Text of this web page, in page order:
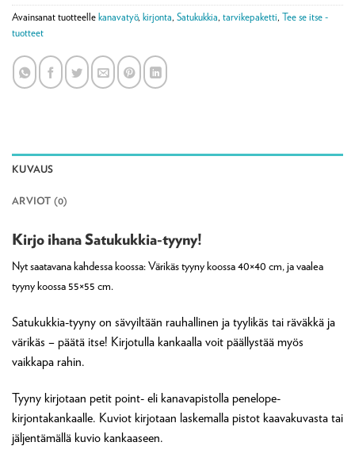
Avainsanat tuotteelle kanavatyö, kirjonta, Satukukkia, tarvikepaketti, Tee se itse -
tuotteet
KUVAUS
ARVIOT (0)
Kirjo ihana Satukukkia-tyyny!
Nyt saatavana kahdessa koossa: Värikäs tyyny koossa 40×40 cm, ja vaalea
tyyny koossa 55×55 cm.
Satukukkia-tyyny on sävyiltään rauhallinen ja tyylikäs tai räväkkä ja
värikäs – päätä itse! Kirjotulla kankaalla voit päällystää myös
vaikkapa rahin.
Tyyny kirjotaan petit point- eli kanavapistolla penelope-
kirjontakankaalle. Kuviot kirjotaan laskemalla pistot kaavakuvasta tai
jäljentämällä kuvio kankaaseen.